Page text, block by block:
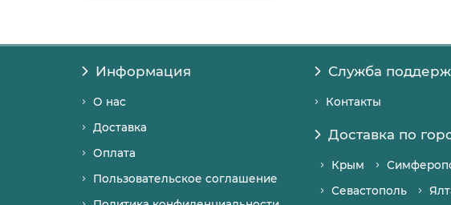
Информация
О нас
Доставка
Оплата
Пользовательское соглашение
Служба
Контакты
Доставка по
Крым
Севастополь